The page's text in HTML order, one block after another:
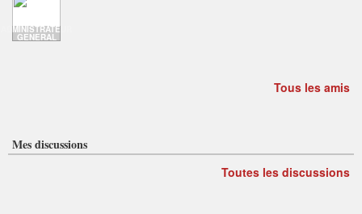
ADMINISTRATEUR
GENERAL
Tous les amis
Mes discussions
Toutes les discussions